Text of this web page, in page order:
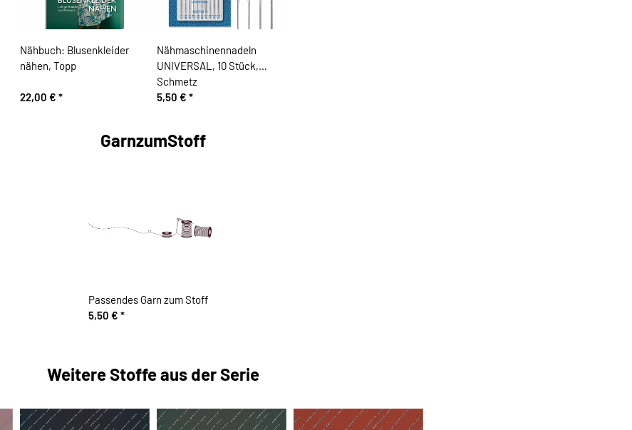
Nähbuch: Blusenkleider
nähen, Topp
22,00 € *
Nähmaschinennadeln
UNIVERSAL, 10 Stück,
Schmetz
5,50 € *
GarnzumStoff
Passendes Garn zum Stoff
5,50 € *
Weitere Stoffe aus der Serie